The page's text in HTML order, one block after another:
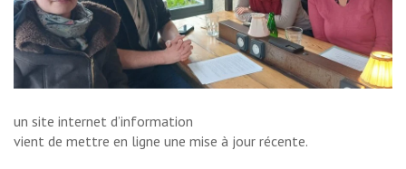
un site internet d’information
vient de mettre en ligne une mise à jour récente.